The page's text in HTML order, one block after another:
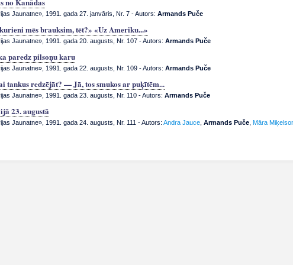
Jaunatne», 1991. gada 27. janvāris, Nr. 7- Autors: Armands Puče
mēs brauksim, tēt?» «Uz Ameriku...»
Jaunatne», 1991. gada 20. augusts, Nr. 107- Autors: Armands Puče
paredz pilsoņu karu
Jaunatne», 1991. gada 22. augusts, Nr. 109- Autors: Armands Puče
tankus redzējāt? — Jā, tos smukos ar puķītēm...
Jaunatne», 1991. gada 23. augusts, Nr. 110- Autors: Armands Puče
23. augustā
Jaunatne», 1991. gada 24. augusts, Nr. 111 - Autors: Andra Jauce, Armands Puče, Māra